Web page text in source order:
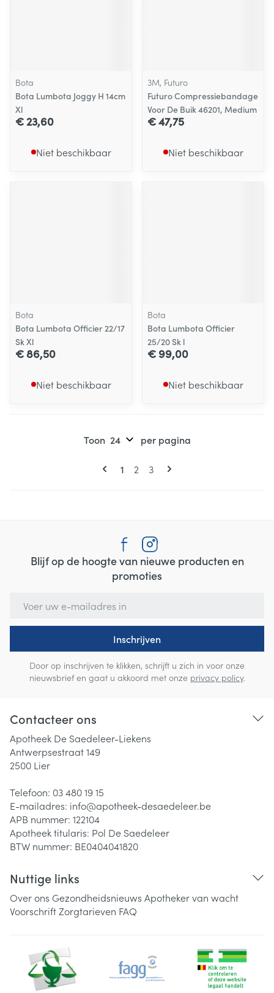
Bota
Bota Lumbota Joggy H 14cm
Xl
€ 23,60
Niet beschikbaar
3M, Futuro
Futuro Compressiebandage
Voor De Buik 46201, Medium
€ 47,75
Niet beschikbaar
Bota
Bota Lumbota Officier 22/17
Sk Xl
€ 86,50
Niet beschikbaar
Bota
Bota Lumbota Officier
25/20 Sk l
€ 99,00
Niet beschikbaar
Pagina's
U lees momenteel pagina
1 Pagina
2 Pagina
3
Toon per pagina
Blijf op de hoogte van nieuwe producten en
promoties
Inschrijven
Door op inschrijven te klikken, schrijft u zich in voor onze
nieuwsbrief en gaat u akkoord met onze privacy policy.
Contacteer ons
Apotheek De Saedeleer-Liekens
Antwerpsestraat 149
2500 Lier
Telefoon: 03 480 19 15
E-mailadres: info@apotheek-desaedeleer.be
APB nummer: 122104
Apotheek titularis: Pol De Saedeleer
BTW nummer: BE0404041820
Nuttige links
Over ons Gezondheidsnieuws Apotheker van wacht
VoorschriftZorgtarieven FAQ